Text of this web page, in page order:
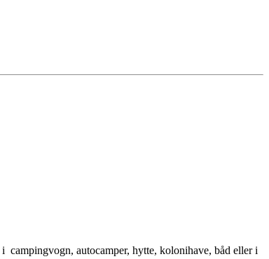
i campingvogn, autocamper, hytte, kolonihave, båd eller i